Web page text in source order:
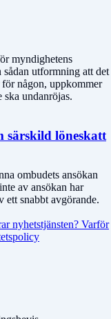
myndighetens
sådan utformning att det
någon, uppkommer
ska undanröjas.
särskild löneskatt
ombudets ansökan
av ansökan har
ett snabbt avgörande.
nyhetstjänsten? Varför